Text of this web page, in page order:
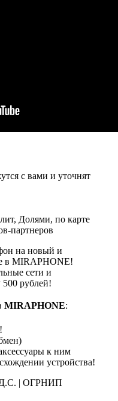
с вами и уточнят
Долями, по карте
партнеров
на новый и
в MIRAPHONE!
сети и
500 рублей!
MIRAPHONE:
к ним
устройства!
Д.С. | ОГРНИП